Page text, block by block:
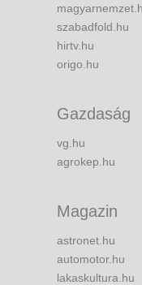
szabadfold.hu
hirtv.hu
origo.hu
Gazdaság
vg.hu
agrokep.hu
Magazin
astronet.hu
automotor.hu
lakaskultura.hu